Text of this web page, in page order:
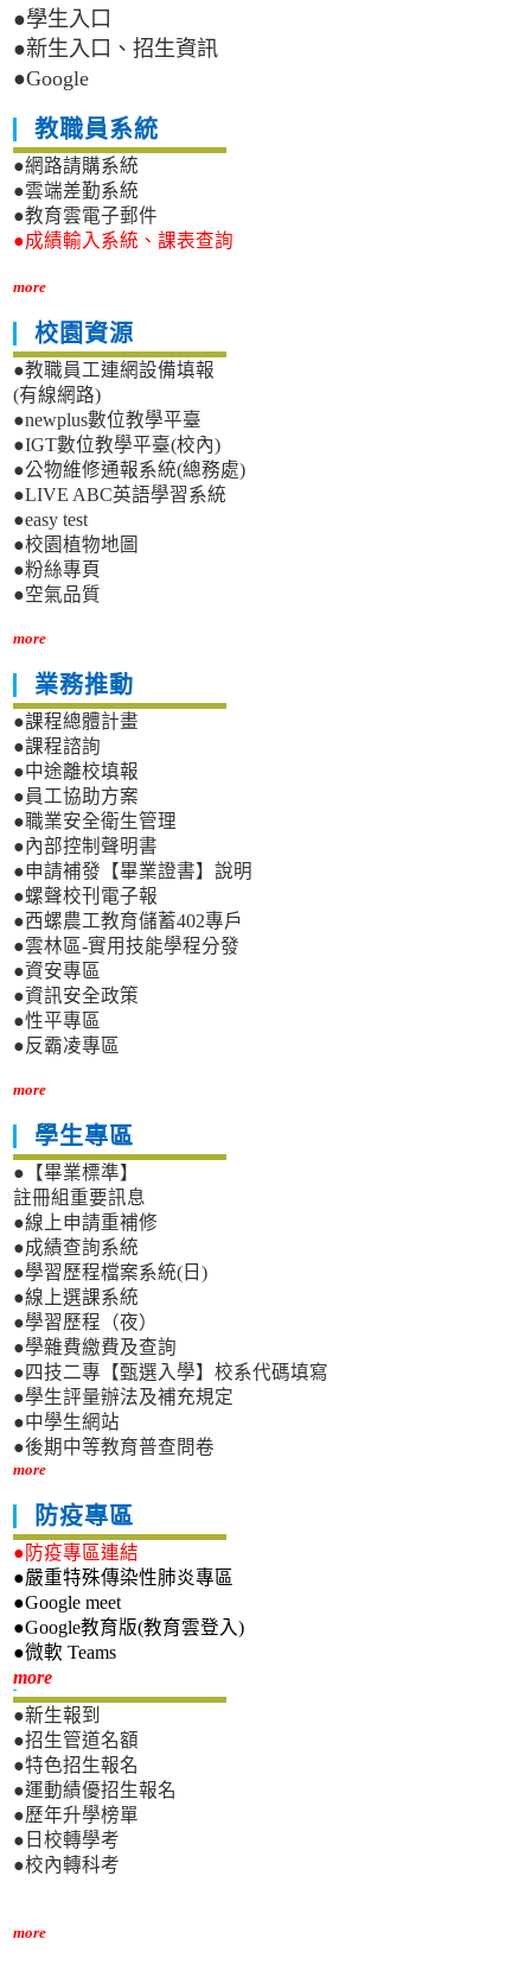
●學生入口
●新生入口、招生資訊
●Google
教職員系統
●網路請購系統
●雲端差勤系統
●教育雲電子郵件
●成績輸入系統、課表查詢
more
校園資源
●教職員工連網設備填報
(有線網路)
●newplus數位教學平臺
●IGT數位教學平臺(校內)
●公物維修通報系統(總務處)
●LIVE ABC英語學習系統
●easy test
●校園植物地圖
●粉絲專頁
●空氣品質
more
業務推動
●課程總體計畫
●課程諮詢
●中途離校填報
●員工協助方案
●職業安全衛生管理
●內部控制聲明書
●申請補發【畢業證書】說明
●螺聲校刊電子報
●西螺農工教育儲蓄402專戶
●雲林區-實用技能學程分發
●資安專區
●資訊安全政策
●性平專區
●反霸凌專區
more
學生專區
●【畢業標準】
註冊組重要訊息
●線上申請重補修
●成績查詢系統
●學習歷程檔案系統(日)
●線上選課系統
●學習歷程（夜）
●學雜費繳費及查詢
●四技二專【甄選入學】校系代碼填寫
●學生評量辦法及補充規定
●中學生網站
●後期中等教育普查問卷
more
防疫專區
●防疫專區連結
●嚴重特殊傳染性肺炎專區
●Google meet
●Google教育版(教育雲登入)
●微軟 Teams
more新生專區
●新生報到
●招生管道名額
●特色招生報名
●運動績優招生報名
●歷年升學榜單
●日校轉學考
●校內轉科考
more